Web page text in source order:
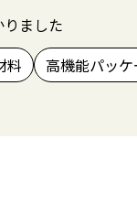
ました
料
高機能パッケ